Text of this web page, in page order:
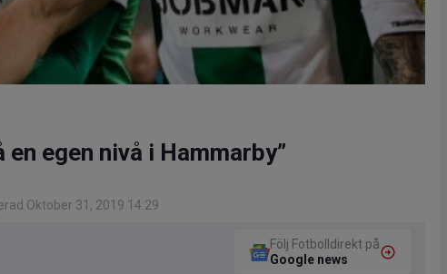
egen nivå i Hammarby”
Oktober 31, 2019 14:29
Följ Fotbolldirekt på
Google news